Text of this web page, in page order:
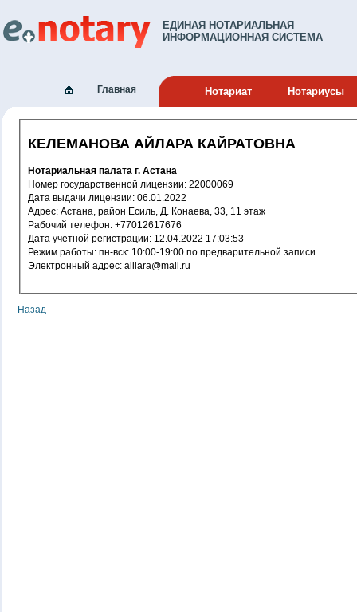
ЕДИНАЯ НОТАРИАЛЬНАЯ
ИНФОРМАЦИОННАЯ СИСТЕМА
Главная Нотариат Нотариусы
КЕЛЕМАНОВА АЙЛАРА КАЙРАТОВНА
Нотариальная палата г. Астана
Номер государственной лицензии: 22000069
Дата выдачи лицензии: 06.01.2022
Адрес: Астана, район Есиль, Д. Конаева, 33, 11 этаж
Рабочий телефон: +77012617676
Дата учетной регистрации: 12.04.2022 17:03:53
Режим работы: пн-вск: 10:00-19:00 по предварительной записи
Электронный адрес: aillara@mail.ru
Назад